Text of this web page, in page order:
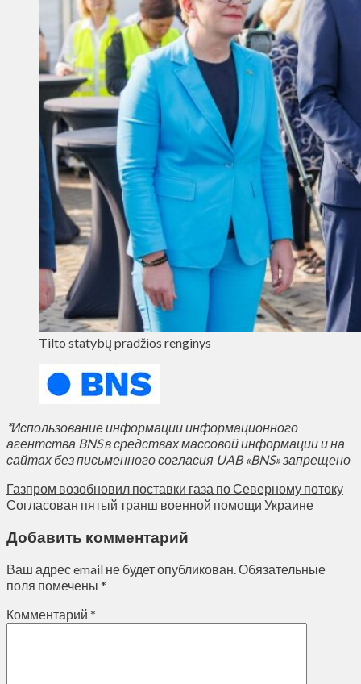
Tilto statybų pradžios renginys
*Использование информации информационного
агентства BNS в средствах массовой информации и на
сайтах без письменного согласия UAB «BNS» запрещено
Газпром возобновил поставки газа по Северному потоку
Согласован пятый транш военной помощи Украине
Добавить комментарий
Ваш адрес email не будет опубликован.Обязательные
поля помечены *
Комментарий *